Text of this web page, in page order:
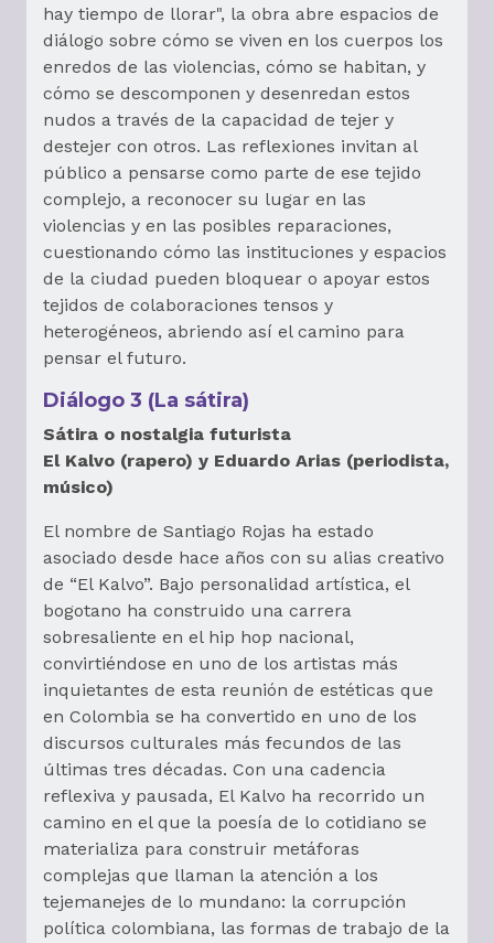
hay tiempo de llorar", la obra abre espacios de
diálogo sobre cómo se viven en los cuerpos los
enredos de las violencias, cómo se habitan, y
cómo se descomponen y desenredan estos
nudos a través de la capacidad de tejer y
destejer con otros. Las reflexiones invitan al
público a pensarse como parte de ese tejido
complejo, a reconocer su lugar en las
violencias y en las posibles reparaciones,
cuestionando cómo las instituciones y espacios
de la ciudad pueden bloquear o apoyar estos
tejidos de colaboraciones tensos y
heterogéneos, abriendo así el camino para
pensar el futuro.
Diálogo 3 (La sátira)
Sátira o nostalgia futurista
El Kalvo (rapero) y Eduardo Arias (periodista,
músico)
El nombre de Santiago Rojas ha estado
asociado desde hace años con su alias creativo
de “El Kalvo”. Bajo personalidad artística, el
bogotano ha construido una carrera
sobresaliente en el hip hop nacional,
convirtiéndose en uno de los artistas más
inquietantes de esta reunión de estéticas que
en Colombia se ha convertido en uno de los
discursos culturales más fecundos de las
últimas tres décadas. Con una cadencia
reflexiva y pausada, El Kalvo ha recorrido un
camino en el que la poesía de lo cotidiano se
materializa para construir metáforas
complejas que llaman la atención a los
tejemanejes de lo mundano: la corrupción
política colombiana, las formas de trabajo de la